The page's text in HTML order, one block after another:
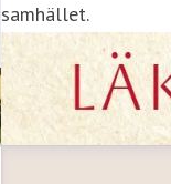
samhället.